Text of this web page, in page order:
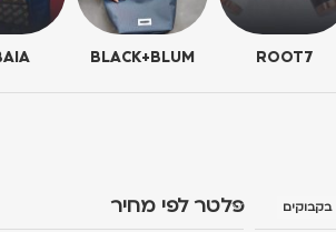
ROOT7
BLACK+BLUM
בקבוקים פלטר לפי מחיר